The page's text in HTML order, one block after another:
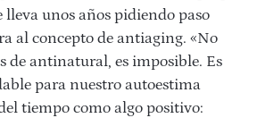
unos años pidiendo paso
al concepto de antiaging. «No
de antinatural, es imposible. Es
para nuestro autoestima
tiempo como algo positivo: